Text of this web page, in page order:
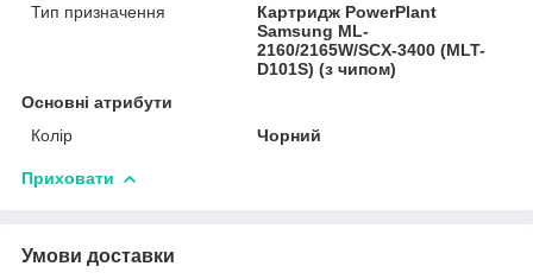
Тип призначення
Картридж PowerPlant
Samsung ML-
2160/2165W/SCX-3400 (MLT-
D101S) (з чипом)
Основні атрибути
Колір
Чорний
Приховати
Умови доставки